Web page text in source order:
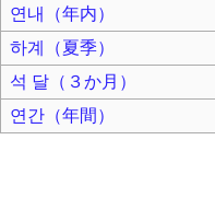
연내（年内）
하계（夏季）
석 달（３か月）
연간（年間）